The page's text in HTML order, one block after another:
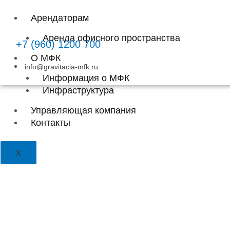
Арендаторам
Аренда офисного пространства
О МФК
Информация о МФК
Инфраструктура
Управляющая компания
Контакты
X
+7 (960) 1200 700
info@gravitacia-mfk.ru